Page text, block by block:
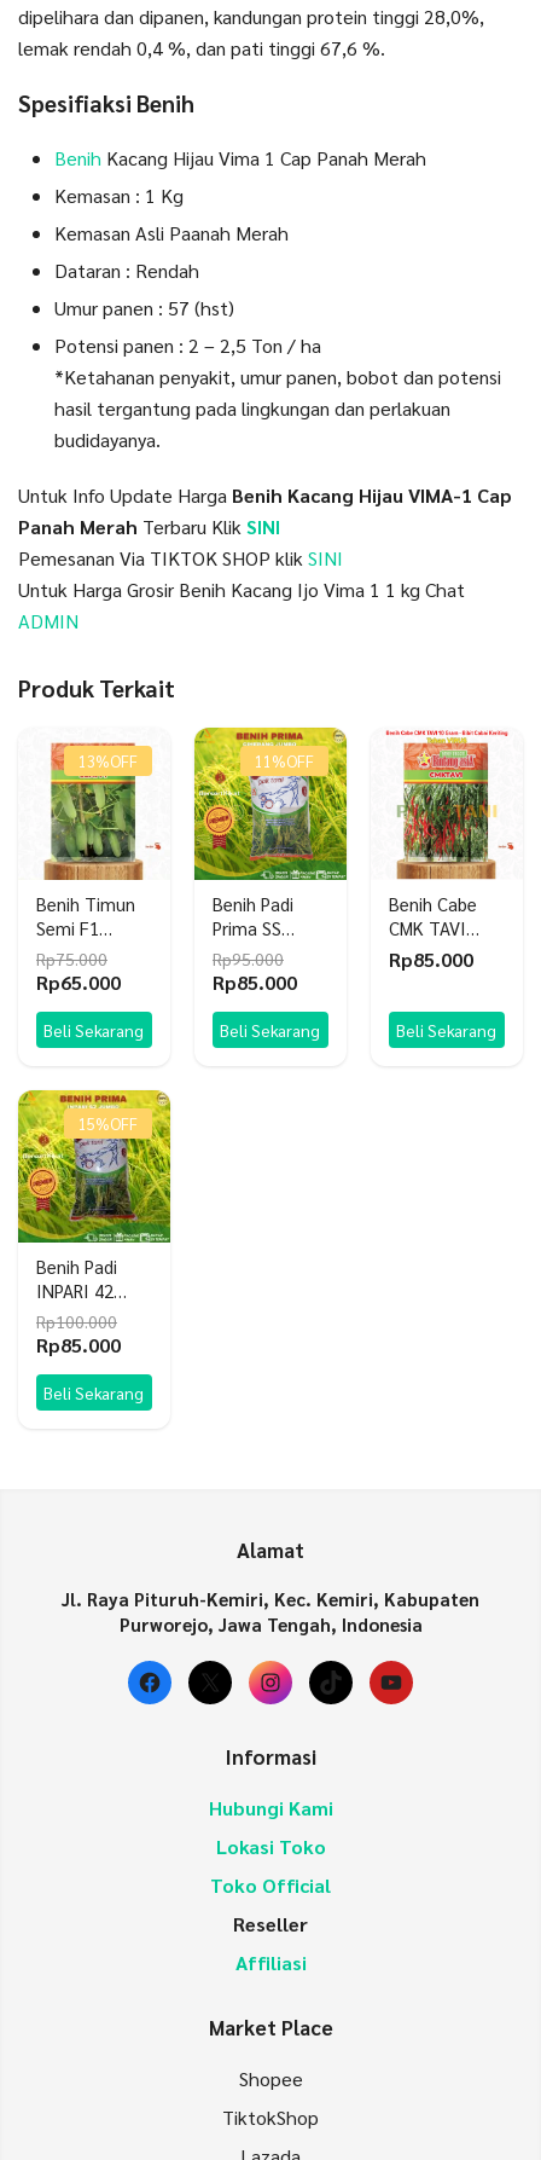
dipelihara dan dipanen, kandungan protein tinggi 28,0%,
lemak rendah 0,4 %, dan pati tinggi 67,6 %.
Spesifiaksi Benih
Benih Kacang Hijau Vima 1 Cap Panah Merah
Kemasan : 1 Kg
Kemasan Asli Paanah Merah
Dataran : Rendah
Umur panen : 57 (hst)
Potensi panen : 2 – 2,5 Ton / ha
*Ketahanan penyakit, umur panen, bobot dan potensi
hasil tergantung pada lingkungan dan perlakuan
budidayanya.
Untuk Info Update Harga Benih Kacang Hijau VIMA-1 Cap
Panah Merah Terbaru Klik SINI
Pemesanan Via TIKTOK SHOP klik SINI
Untuk Harga Grosir Benih Kacang Ijo Vima 1 1 kg Chat
ADMIN
Produk Terkait
13%OFF
Benih Timun
Semi F1
Bintang Asia
900 Butir 20gr
Rp75.000
Harga
adalah:
Rp75.000.
Rp65.000Harga
ini
adalah:
Beli Sekarang
11%OFF
Benih Padi
Prima SS
CIHERANG
Jumbo Pak
Tani 5kg
Rp95.000
Harga
adalah:
Rp95.000.
Rp85.000Harga
ini
adalah:
Beli Sekarang
Benih Cabe
CMK TAVI
Tahan Virus
Bibit Cabai
Bintang Asia
Rp85.000
Beli Sekarang
15%OFF
Benih Padi
INPARI 42
jumbo Pak
Tani 5kg Benih
Prima Paktani
SS
Rp100.000
Harga
adalah:
Rp100.000.
Rp85.000Harga
ini
adalah:
Beli Sekarang
Alamat
Jl. Raya Pituruh-Kemiri, Kec. Kemiri, Kabupaten
Purworejo, Jawa Tengah, Indonesia
Facebook
X Instagram
TikTokYouTube
Informasi
Hubungi Kami
Lokasi Toko
Toko Official
Reseller
Affiliasi
Market Place
Shopee
TiktokShop